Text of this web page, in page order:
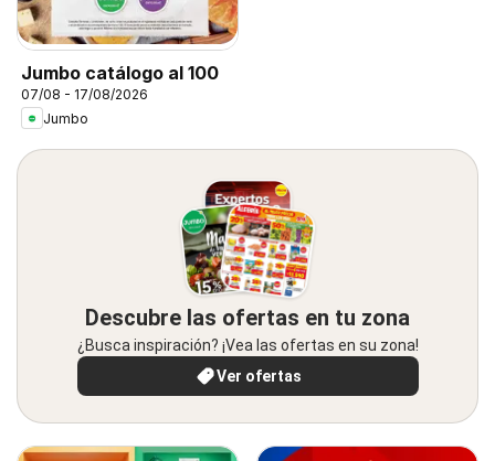
Jumbo catálogo al 100
07/08 - 17/08/2026
Jumbo
Descubre las ofertas en tu zona
¿Busca inspiración? ¡Vea las ofertas en su zona!
Ver ofertas